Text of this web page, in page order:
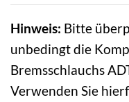
Hinweis: Bitte
unbedingt die
Bremsschlauchs
Verwenden Sie